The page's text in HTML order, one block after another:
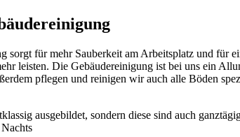
sorgt für mehr Sauberkeit am Arbeitsplatz und
leisten. Die Gebäudereinigung ist bei uns ein
pflegen und reinigen wir auch alle Böden
ausgebildet, sondern diese sind auch